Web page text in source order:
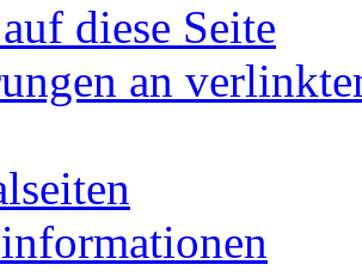
diese Seite
an